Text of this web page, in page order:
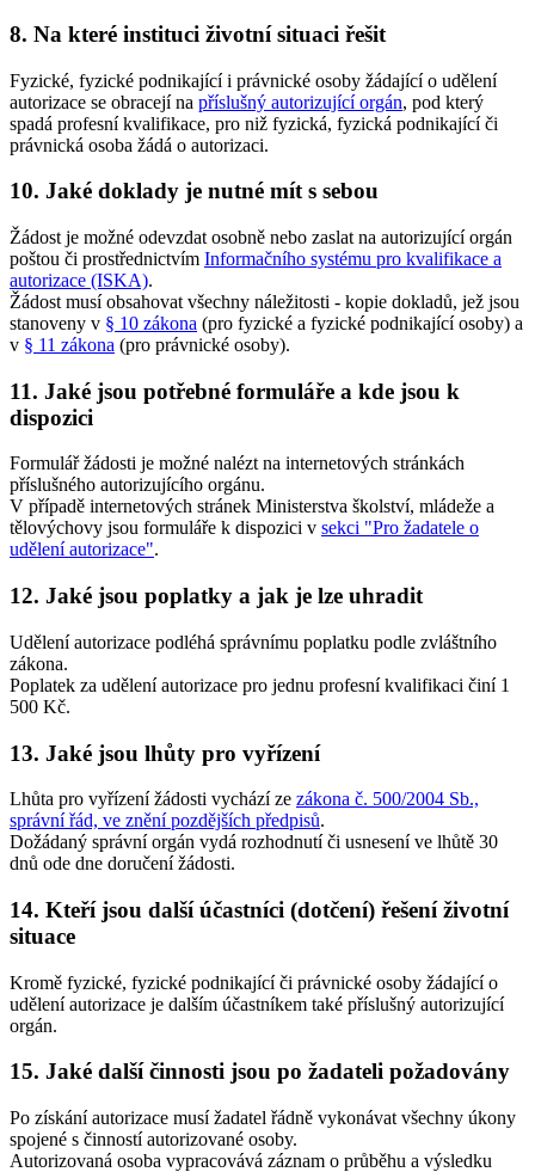
8. Na které instituci životní situaci řešit
Fyzické, fyzické podnikající i právnické osoby žádající o udělení
autorizace se obracejí na příslušný autorizující orgán, pod který
spadá profesní kvalifikace, pro niž fyzická, fyzická podnikající či
právnická osoba žádá o autorizaci.
10. Jaké doklady je nutné mít s sebou
Žádost je možné odevzdat osobně nebo zaslat na autorizující orgán
poštou či prostřednictvím Informačního systému pro kvalifikace a
autorizace (ISKA).
Žádost musí obsahovat všechny náležitosti - kopie dokladů, jež jsou
stanoveny v § 10 zákona (pro fyzické a fyzické podnikající osoby) a
v § 11 zákona (pro právnické osoby).
11. Jaké jsou potřebné formuláře a kde jsou k
dispozici
Formulář žádosti je možné nalézt na internetových stránkách
příslušného autorizujícího orgánu.
V případě internetových stránek Ministerstva školství, mládeže a
tělovýchovy jsou formuláře k dispozici v sekci "Pro žadatele o
udělení autorizace".
12. Jaké jsou poplatky a jak je lze uhradit
Udělení autorizace podléhá správnímu poplatku podle zvláštního
zákona.
Poplatek za udělení autorizace pro jednu profesní kvalifikaci činí 1
500 Kč.
13. Jaké jsou lhůty pro vyřízení
Lhůta pro vyřízení žádosti vychází ze zákona č. 500/2004 Sb.,
správní řád, ve znění pozdějších předpisů.
Dožádaný správní orgán vydá rozhodnutí či usnesení ve lhůtě 30
dnů ode dne doručení žádosti.
14. Kteří jsou další účastníci (dotčení) řešení životní
situace
Kromě fyzické, fyzické podnikající či právnické osoby žádající o
udělení autorizace je dalším účastníkem také příslušný autorizující
orgán.
15. Jaké další činnosti jsou po žadateli požadovány
Po získání autorizace musí žadatel řádně vykonávat všechny úkony
spojené s činností autorizované osoby.
Autorizovaná osoba vypracovává záznam o průběhu a výsledku